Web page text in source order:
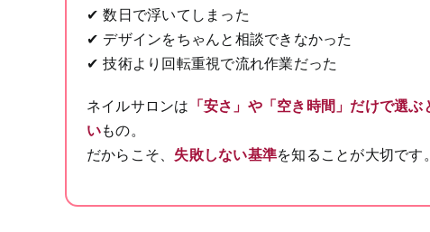
✔ 数日で浮いてしまった
✔ デザインをちゃんと相談できなかった
✔ 技術より回転重視で流れ作業だった
ネイルサロンは 「安さ」や「空き時間」だけで選
いもの。
だからこそ、 失敗しない基準を知ることが大切です。